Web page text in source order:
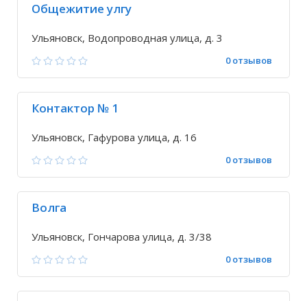
Общежитие улгу
Ульяновск, Водопроводная улица, д. 3
0 отзывов
Контактор № 1
Ульяновск, Гафурова улица, д. 16
0 отзывов
Волга
Ульяновск, Гончарова улица, д. 3/38
0 отзывов